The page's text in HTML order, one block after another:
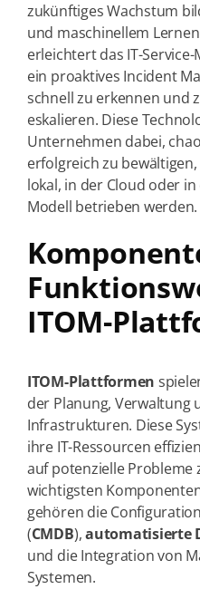
zukünftiges Wachstum
und maschinellem
erleichtert das IT-
ein proaktives Incident
schnell zu erkennen und
eskalieren. Diese
Unternehmen dabei,
erfolgreich zu
lokal, in der Cloud oder
Modell betrieben werden.
ITOM-
ITOM-Plattformen
der Planung, Verwaltung
Infrastrukturen. Diese
ihre IT-Ressourcen
auf potenzielle Probleme
wichtigsten
gehören die
(CMDB),automatisierte
und die Integration von
Systemen.